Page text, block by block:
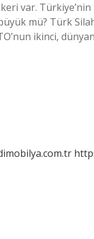
var.
mü? Türk
ikinci,